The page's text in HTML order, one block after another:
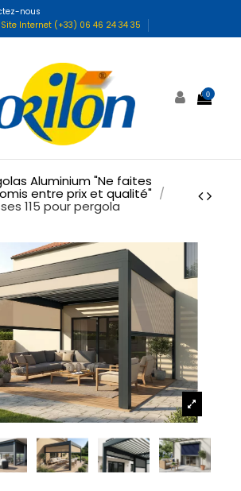
nous
Internet (+33) 06 46 24 34 35
0
Aluminium "Ne faites
entre prix et qualité"
115 pour pergola